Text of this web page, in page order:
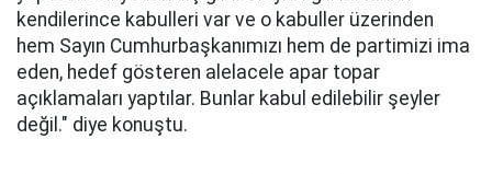
kendilerince kabulleri var ve o kabuller üzerinden
hem Sayın Cumhurbaşkanımızı hem de partimizi ima
eden, hedef gösteren alelacele apar topar
açıklamaları yaptılar. Bunlar kabul edilebilir şeyler
değil." diye konuştu.